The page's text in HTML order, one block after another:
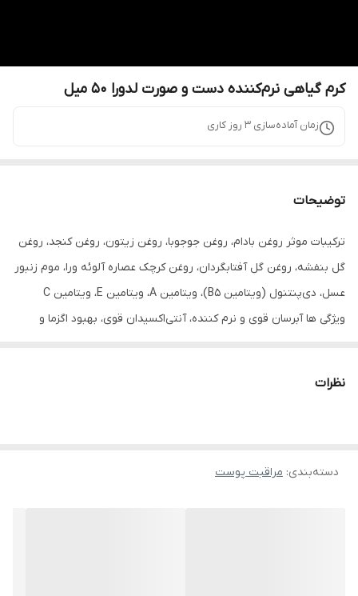
کرم گیاهی نرم‌کننده دست و صورت لدورا 50 میل
زمان آماده‌سازی 3 روز کاری
توضیحات
ترکیبات موثر روغن بادام، روغن جوجوبا، روغن زیتون، روغن کنجد، روغن
گل بنفشه، روغن گل آفتابگردان، روغن کرچک عصاره آلوئه ورا، موم زنبور
عسل، دی‌پنتنول (ویتامین B5)، ویتامین A، ویتامین E، ویتامین C
ویژگی ها آبرسان قوی و نرم کننده، آنتی‌اکسیدان قوی، بهبود اگزما و
نظرات
دسته‌بندی: مراقبت پوست